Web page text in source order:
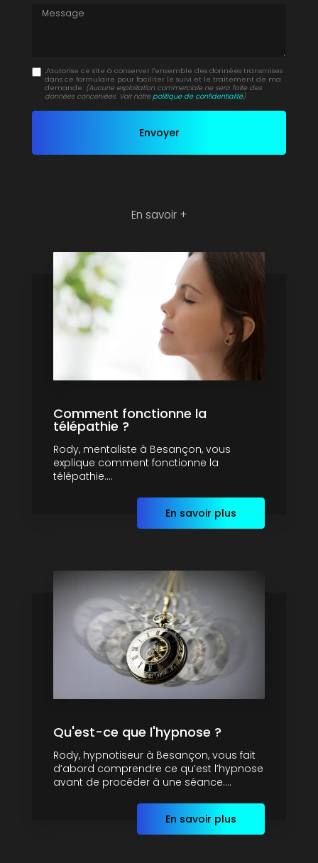
Message
J'autorise ce site à conserver l'ensemble des données transmises
dans ce formulaire pour faciliter le suivi et le traitement de ma
demande. (Aucune exploitation commerciale ne sera faite des
données concervées. Voir notrepolitique de confidentialité)
En savoir +
Comment fonctionne la
télépathie ?
Rody, mentaliste à Besançon, vous
explique comment fonctionne la
télépathie....
En savoir plus
Qu'est-ce que l'hypnose ?
Rody, hypnotiseur à Besançon, vous fait
d’abord comprendre ce qu’est l’hypnose
avant de procéder à une séance....
En savoir plus